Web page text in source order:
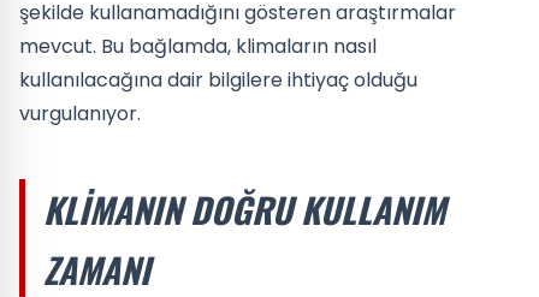
şekilde kullanamadığını gösteren araştırmalar
mevcut. Bu bağlamda, klimaların nasıl
kullanılacağına dair bilgilere ihtiyaç olduğu
vurgulanıyor.
KLIMANIN DOĞRU KULLANIM
ZAMANI